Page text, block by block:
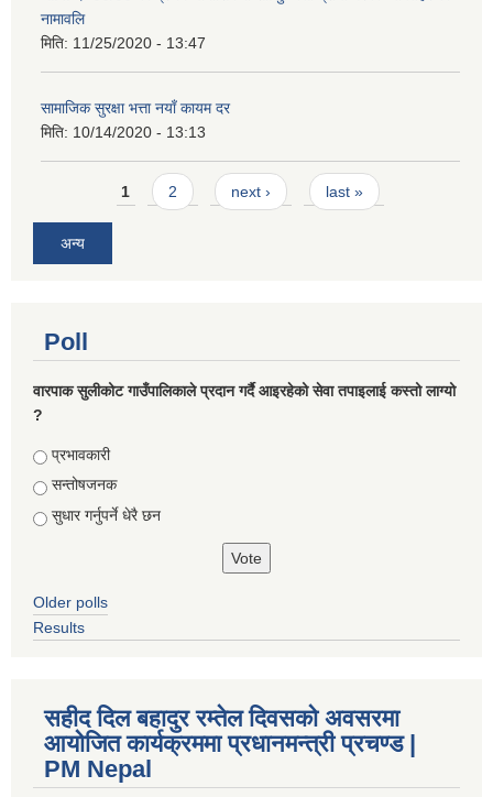
नामावलि
मिति: 11/25/2020 - 13:47
सामाजिक सुरक्षा भत्ता नयाँ कायम दर
मिति: 10/14/2020 - 13:13
Pages1 2 next › last »
अन्य
Poll
वारपाक सुलीकोट गाउँपालिकाले प्रदान गर्दै आइरहेको सेवा तपाइलाई कस्तो लाग्यो
?
Choices
प्रभावकारी
सन्तोषजनक
सुधार गर्नुपर्ने धेरै छन
Older polls
Results
सहीद दिल बहादुर रम्तेल दिवसको अवसरमा
आयोजित कार्यक्रममा प्रधानमन्त्री प्रचण्ड |
PM Nepal